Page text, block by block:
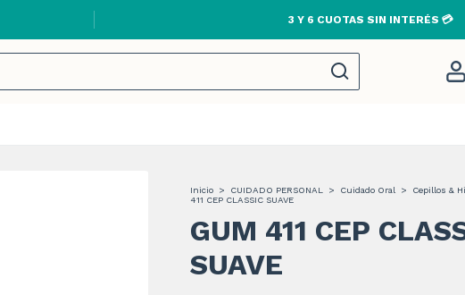
ENVÍOS GRATIS A TODO EL PAÍS EN COMPRAS
Inicio > CUIDADO PERSONAL > Cuidado Oral > Cepillos &
411 CEP CLASSIC SUAVE
GUM 411 CEP
SUAVE